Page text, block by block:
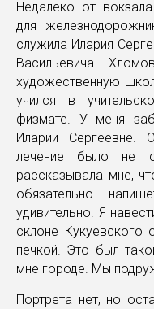
Недалеко от
для
служила Илария
Васильевича
художественную
учился в
физмате. У меня
Иларии Сергеевне.
лечение было не
рассказывала мне,
обязательно
удивительно. Я
склоне Кукуевского
печкой. Это был
мне городе. Мы
Портрета нет, но